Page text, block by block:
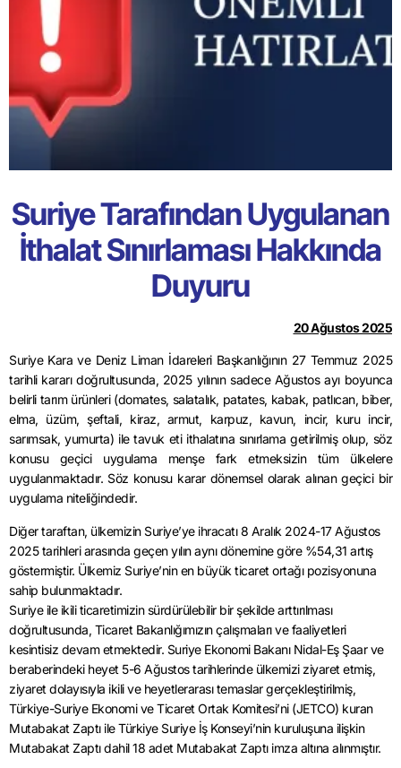
Suriye Tarafından Uygulanan
İthalat Sınırlaması Hakkında
Duyuru
20 Ağustos 2025
Suriye Kara ve Deniz Liman İdareleri Başkanlığının 27 Temmuz 2025
tarihli kararı doğrultusunda, 2025 yılının sadece Ağustos ayı boyunca
belirli tarım ürünleri (domates, salatalık, patates, kabak, patlıcan, biber,
elma, üzüm, şeftali, kiraz, armut, karpuz, kavun, incir, kuru incir,
sarımsak, yumurta) ile tavuk eti ithalatına sınırlama getirilmiş olup, söz
konusu geçici uygulama menşe fark etmeksizin tüm ülkelere
uygulanmaktadır. Söz konusu karar dönemsel olarak alınan geçici bir
uygulama niteliğindedir.
Diğer taraftan, ülkemizin Suriye’ye ihracatı 8 Aralık 2024-17 Ağustos
2025 tarihleri arasında geçen yılın aynı dönemine göre %54,31 artış
göstermiştir. Ülkemiz Suriye’nin en büyük ticaret ortağı pozisyonuna
sahip bulunmaktadır.
Suriye ile ikili ticaretimizin sürdürülebilir bir şekilde arttırılması
doğrultusunda, Ticaret Bakanlığımızın çalışmaları ve faaliyetleri
kesintisiz devam etmektedir. Suriye Ekonomi Bakanı Nidal-Eş Şaar ve
beraberindeki heyet 5-6 Ağustos tarihlerinde ülkemizi ziyaret etmiş,
ziyaret dolayısıyla ikili ve heyetlerarası temaslar gerçekleştirilmiş,
Türkiye-Suriye Ekonomi ve Ticaret Ortak Komitesi’ni (JETCO) kuran
Mutabakat Zaptı ile Türkiye Suriye İş Konseyi’nin kuruluşuna ilişkin
Mutabakat Zaptı dahil 18 adet Mutabakat Zaptı imza altına alınmıştır.